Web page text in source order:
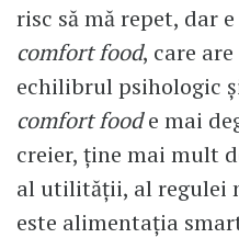
risc să mă repet, dar
comfort food, care
echilibrul psihologic
comfort foode mai
creier, ține mai mult
al utilității, al regulei
este alimentația